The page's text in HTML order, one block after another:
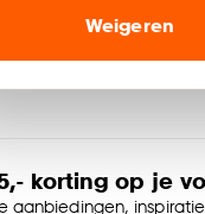
ook buiten de
‘Ja, alles
door op
om te weten is dat
Weigeren
korting op je
aanbiedingen,